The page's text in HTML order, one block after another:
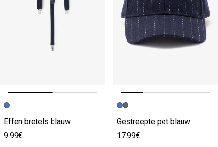
Vorige afbeelding
Volgende beeld
Effen bretels blauw
9.99€
Vorige afbeelding
Volgende beeld
Gestreepte pet blauw
17.99€